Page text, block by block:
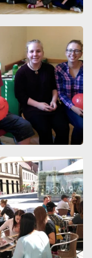
ZOOMEN
ZOOMEN